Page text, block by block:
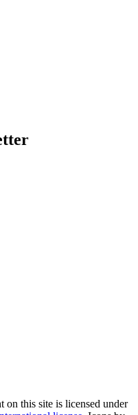
on this site is licensed under